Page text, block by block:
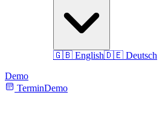
🇬🇧 English🇩🇪 Deutsch
Demo
TerminDemo